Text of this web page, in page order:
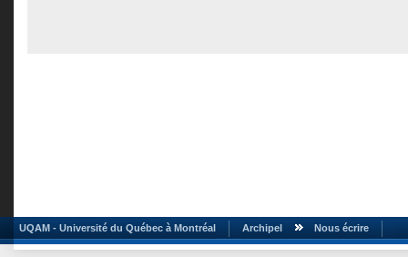
UQAM - Université du Québec à Montréal Archipel Nous écrire